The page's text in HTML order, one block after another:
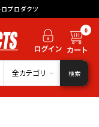
プロダクツ
0
全カテゴリ 検索